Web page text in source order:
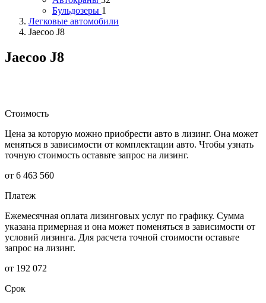
Бульдозеры 1
Легковые автомобили
Jaecoo J8
Jaecoo J8
Стоимость
Цена за которую можно приобрести авто в лизинг. Она может
меняться в зависимости от комплектации авто. Чтобы узнать
точную стоимость оставьте запрос на лизинг.
от 6 463 560
Платеж
Ежемесячная оплата лизинговых услуг по графику. Сумма
указана примерная и она может поменяться в зависимости от
условий лизинга. Для расчета точной стоимости оставьте
запрос на лизинг.
от 192 072
Срок